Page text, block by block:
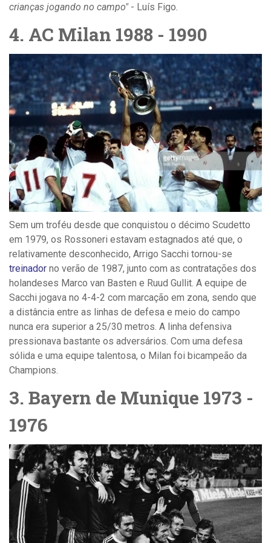
crianças jogando no campo"- Luís Figo.
4. AC Milan 1988 - 1990
Sem um troféu desde que conquistou o décimo Scudetto
em 1979, os Rossoneri estavam estagnados até que, o
relativamente desconhecido, Arrigo Sacchi tornou-se
treinador no verão de 1987, junto com as contratações dos
holandeses Marco van Basten e Ruud Gullit. A equipe de
Sacchi jogava no 4-4-2 com marcação em zona, sendo que
a distância entre as linhas de defesa e meio do campo
nunca era superior a 25/30 metros. A linha defensiva
pressionava bastante os adversários. Com uma defesa
sólida e uma equipe talentosa, o Milan foi bicampeão da
Champions.
3. Bayern de Munique 1973 -
1976